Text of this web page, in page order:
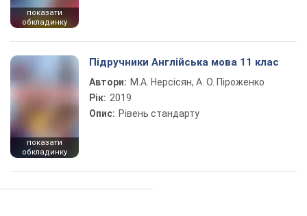
показати
обкладинку
показати
обкладинку
Підручники Англійська мова 11 клас
Автори: М.А. Нерсісян, А. О. Піроженко
Рік: 2019
Опис: Рівень стандарту